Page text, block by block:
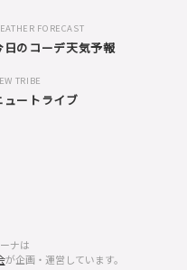
FORECAST
日のコーデ天気予報
TRIBE
ュートライブ
ナは
が企画・運営しています。